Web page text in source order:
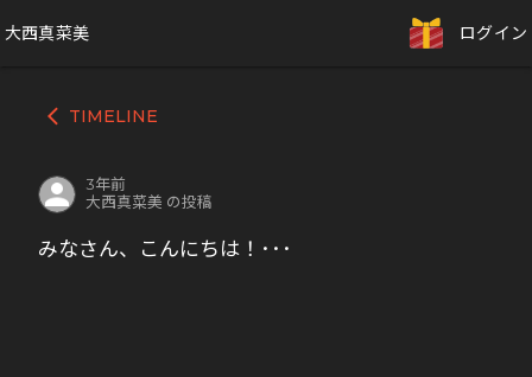
大西真菜美 ログイン
arrow_back_ios TIMELINE
3年前
大西真菜美 の投稿
みなさん、こんにちは！･･･